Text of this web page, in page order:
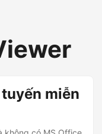
miễn